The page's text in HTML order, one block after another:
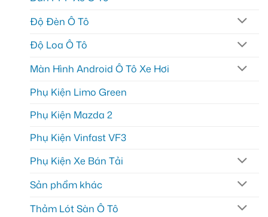
Độ Đèn Ô Tô
Độ Loa Ô Tô
Màn Hình Android Ô Tô Xe Hơi
Phụ Kiện Limo Green
Phụ Kiện Mazda 2
Phụ Kiện Vinfast VF3
Phụ Kiện Xe Bán Tải
Sản phẩm khác
Thảm Lót Sàn Ô Tô